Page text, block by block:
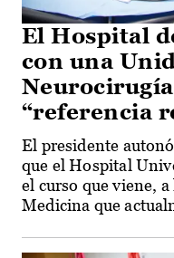
El Hospital
con una
“referencia
El presidente
que el Hospital
el curso que viene,
Medicina que